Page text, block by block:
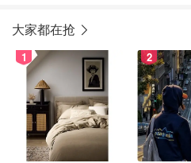
大家都在抢
1 2